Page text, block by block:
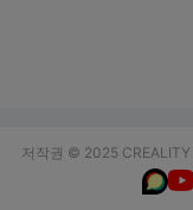
저작권 © 2025
